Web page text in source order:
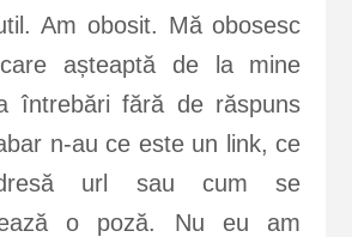
Am obosit. Mă obosesc
care așteaptă de la mine
întrebări fără de răspuns
n-au ce este un link, ce
url sau cum se
o poză. Nu eu am